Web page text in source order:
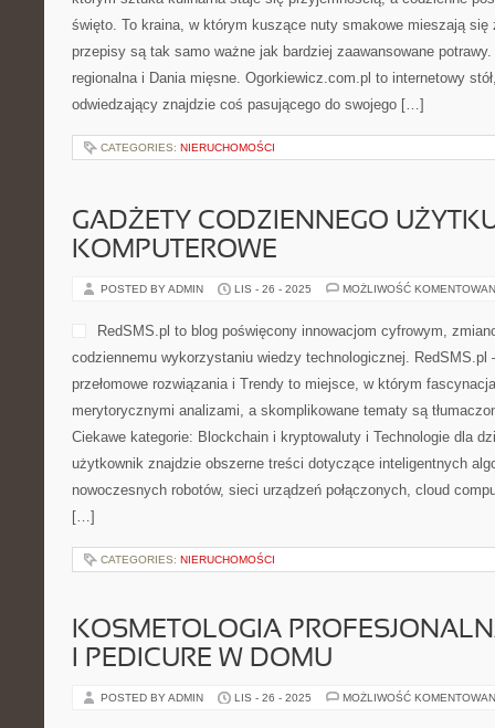
święto. To kraina, w którym kuszące nuty smakowe mieszają się
przepisy są tak samo ważne jak bardziej zaawansowane
regionalna i Dania mięsne. Ogorkiewicz.com.pl to internetowy
odwiedzający znajdzie coś pasującego do swojego […]
CATEGORIES: NIERUCHOMOŚCI
GADŻETY CODZIENNEGO
KOMPUTEROWE
POSTED BY ADMIN LIS - 26 - 2025 MOŻLIWOŚĆ
RedSMS.pl to blog poświęcony innowacjom cyfrowym,
codziennemu wykorzystaniu wiedzy technologicznej. RedSMS.pl
przełomowe rozwiązania i Trendy to miejsce, w którym
merytorycznymi analizami, a skomplikowane tematy są
Ciekawe kategorie: Blockchain i kryptowaluty i Technologie dla
użytkownik znajdzie obszerne treści dotyczące inteligentnych
nowoczesnych robotów, sieci urządzeń połączonych, cloud
[…]
CATEGORIES: NIERUCHOMOŚCI
KOSMETOLOGIA
I PEDICURE W DOMU
POSTED BY ADMIN LIS - 26 - 2025 MOŻLIWOŚĆ